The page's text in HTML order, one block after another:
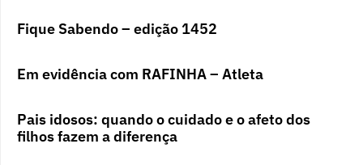
Fique Sabendo – edição 1452
Em evidência com RAFINHA – Atleta
Pais idosos: quando o cuidado e o afeto dos
filhos fazem a diferença